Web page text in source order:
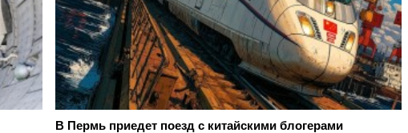
В Пермь приедет поезд с китайскими блогерами